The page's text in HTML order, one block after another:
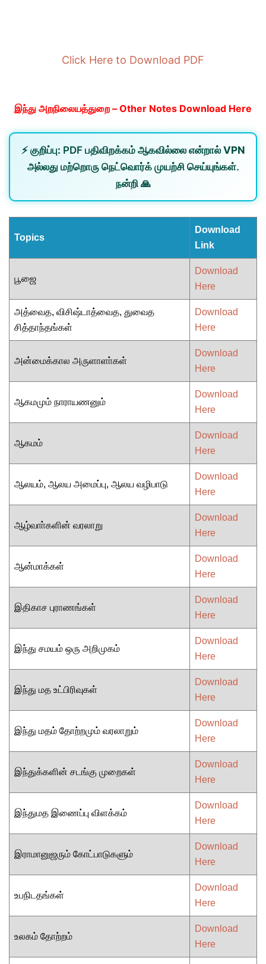
Click Here to Download PDF
இந்து அறநிலையத்துறை – Other Notes Download Here
⚡ குறிப்பு: PDF பதிவிறக்கம் ஆகவில்லை என்றால் VPN
அல்லது மற்றொரு நெட்வொர்க்முயற்சி செய்யுங்கள்.
நன்றி 🙏
Topics
Download
Link
பூஜை
Download
Here
அத்வைத, விசிஷ்டாத்வைத, துவைத
சித்தாந்தங்கள்
Download
Here
அன்மைக்கால அருளாளா்கள்
Download
Here
ஆகமமும் நாராயணனும்
Download
Here
ஆகமம்
Download
Here
ஆலயம், ஆலய அமைப்பு, ஆலய வழிபாடு
Download
Here
ஆழ்வாா்களின் வரலாறு
Download
Here
ஆன்மாக்கள்
Download
Here
இதிகாச புராணங்கள்
Download
Here
இந்து சமயம் ஒரு அறிமுகம்
Download
Here
இந்து மத உட்பிரிவுகள்
Download
Here
இந்து மதம் தோற்றமும் வரலாறும்
Download
Here
இந்துக்களின் சடங்கு முறைகள்
Download
Here
இந்துமத இணைப்பு விளக்கம்
Download
Here
இராமானுஜரும் கோட்பாடுகளும்
Download
Here
உபநிடதங்கள்
Download
Here
உலகம் தோற்றம்
Download
Here